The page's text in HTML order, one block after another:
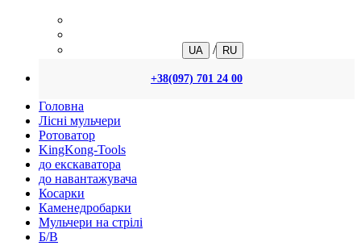
UA / RU
+38(097) 701 24 00
Головна
Лісні мульчери
Ротоватор
KingKong-Tools
до екскаватора
до навантажувача
Косарки
Каменедробарки
Мульчери на стрілі
Б/В